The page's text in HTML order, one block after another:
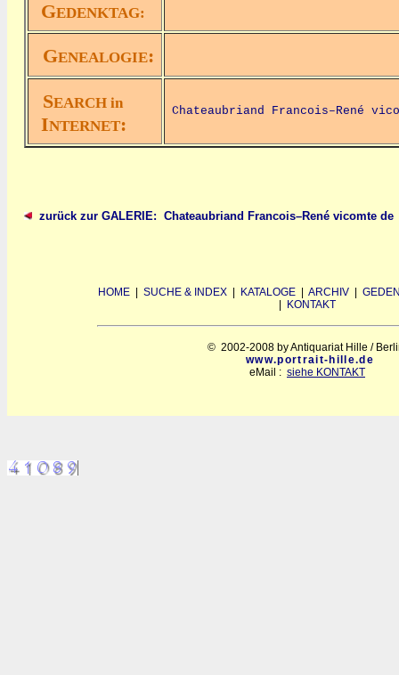
GEDENKTAG:
GENEALOGIE:
SEARCH in
INTERNET:
Chateaubriand Francois–René
zurück zur GALERIE: Chateaubriand Francois–René vicomte de
HOME SUCHE & INDEX KATALOGE ARCHIV
KONTAKT
© 2002-2008 by Antiquariat Hille /
www.portrait-hille.de
eMail : siehe KONTAKT